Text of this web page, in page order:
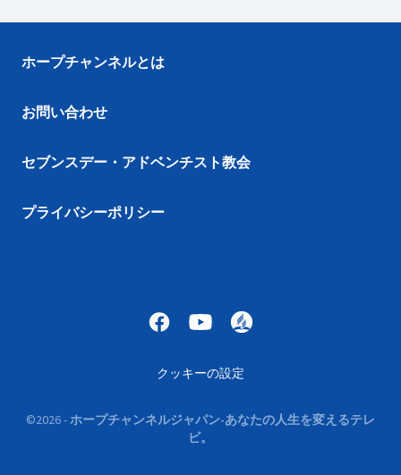
ホープチャンネルとは
お問い合わせ
セブンスデー・アドベンチスト教会
プライバシーポリシー
クッキーの設定
©2026-ホープチャンネルジャパン-あなたの人生を変えるテレ
ビ。